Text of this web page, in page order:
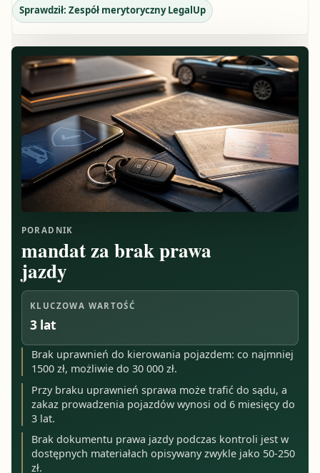
Sprawdził: Zespół merytoryczny LegalUp
PORADNIK
mandat za brak prawa
jazdy
KLUCZOWA WARTOŚĆ
3 lat
Brak uprawnień do kierowania pojazdem: co najmniej
1500 zł, możliwie do 30 000 zł.
Przy braku uprawnień sprawa może trafić do sądu, a
zakaz prowadzenia pojazdów wynosi od 6 miesięcy do
3 lat.
Brak dokumentu prawa jazdy podczas kontroli jest w
dostępnych materiałach opisywany zwykle jako 50-250
zł.